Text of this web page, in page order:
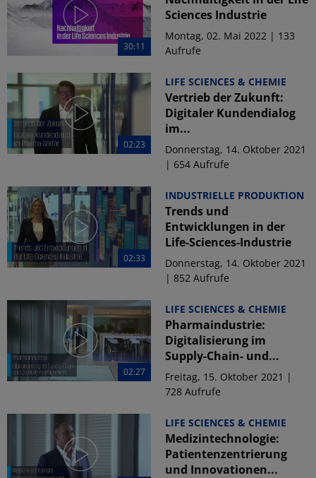
30:11
Sciences Industrie
Montag, 02. Mai 2022 | 133
Aufrufe
02:23
LIFE SCIENCES & CHEMIE
Vertrieb der Zukunft:
Digitaler Kundendialog
im...
Donnerstag, 14. Oktober 2021
| 654 Aufrufe
02:33
INDUSTRIELLE PRODUKTION
Trends und
Entwicklungen in der
Life-Sciences-Industrie
Donnerstag, 14. Oktober 2021
| 852 Aufrufe
02:27
LIFE SCIENCES & CHEMIE
Pharmaindustrie:
Digitalisierung im
Supply-Chain- und...
Freitag, 15. Oktober 2021 |
728 Aufrufe
LIFE SCIENCES & CHEMIE
Medizintechnologie:
Patientenzentrierung
und Innovationen...